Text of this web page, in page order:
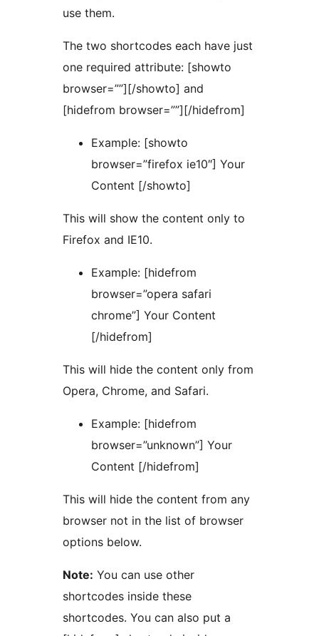
use them.
The two shortcodes each have just
one required attribute: [showto
browser=””][/showto] and
[hidefrom browser=””][/hidefrom]
Example: [showto
browser=”firefox ie10″] Your
Content [/showto]
This will show the content only to
Firefox and IE10.
Example: [hidefrom
browser=”opera safari
chrome”] Your Content
[/hidefrom]
This will hide the content only from
Opera, Chrome, and Safari.
Example: [hidefrom
browser=”unknown”] Your
Content [/hidefrom]
This will hide the content from any
browser not in the list of browser
options below.
Note: You can use other
shortcodes inside these
shortcodes. You can also put a